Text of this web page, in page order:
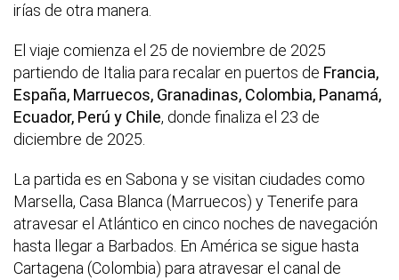
irías de otra manera.
El viaje comienza el 25 de noviembre de 2025
partiendo de Italia para recalar en puertos de Francia,
España, Marruecos, Granadinas, Colombia, Panamá,
Ecuador, Perú y Chile, donde finaliza el 23 de
diciembre de 2025.
La partida es en Sabona y se visitan ciudades como
Marsella, Casa Blanca (Marruecos) y Tenerife para
atravesar el Atlántico en cinco noches de navegación
hasta llegar a Barbados. En América se sigue hasta
Cartagena (Colombia) para atravesar el canal de